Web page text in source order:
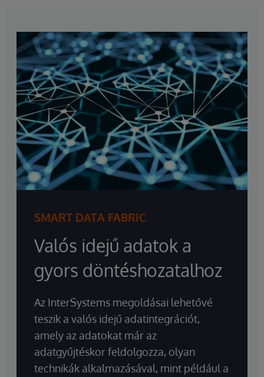
SMART DATA FABRIC
Valós idejű adatok a
gyors döntéshozatalhoz
Az InterSystems megoldásai lehetővé
teszik a valós idejű adatintegrációt,
amely az adatokat már az
adatgyűjtéskor feldolgozza, olyan
technikák alkalmazásával, mint például a